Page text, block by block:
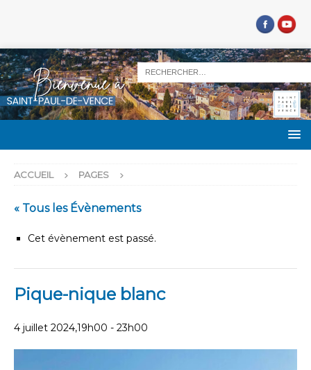
ACCUEIL PAGES
« Tous les Évènements
Cet évènement est passé.
Pique-nique blanc
4 juillet 2024,19h00 - 23h00